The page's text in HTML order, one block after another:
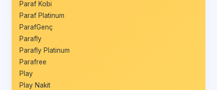
Paraf Kobi
Paraf Platinum
ParafGenç
Parafly
Parafly Platinum
Parafree
Play
Play Nakit